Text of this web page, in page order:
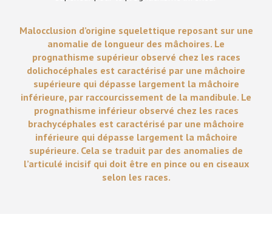
Malocclusion d’origine squelettique reposant sur une
anomalie de longueur des mâchoires. Le
prognathisme supérieur observé chez les races
dolichocéphales est caractérisé par une mâchoire
supérieure qui dépasse largement la mâchoire
inférieure, par raccourcissement de la mandibule. Le
prognathisme inférieur observé chez les races
brachycéphales est caractérisé par une mâchoire
inférieure qui dépasse largement la mâchoire
supérieure. Cela se traduit par des anomalies de
l’articulé incisif qui doit être en pince ou en ciseaux
selon les races.